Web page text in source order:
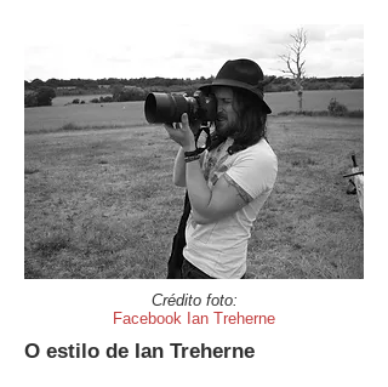
Crédito foto:
Facebook Ian Treherne
O estilo de Ian Treherne